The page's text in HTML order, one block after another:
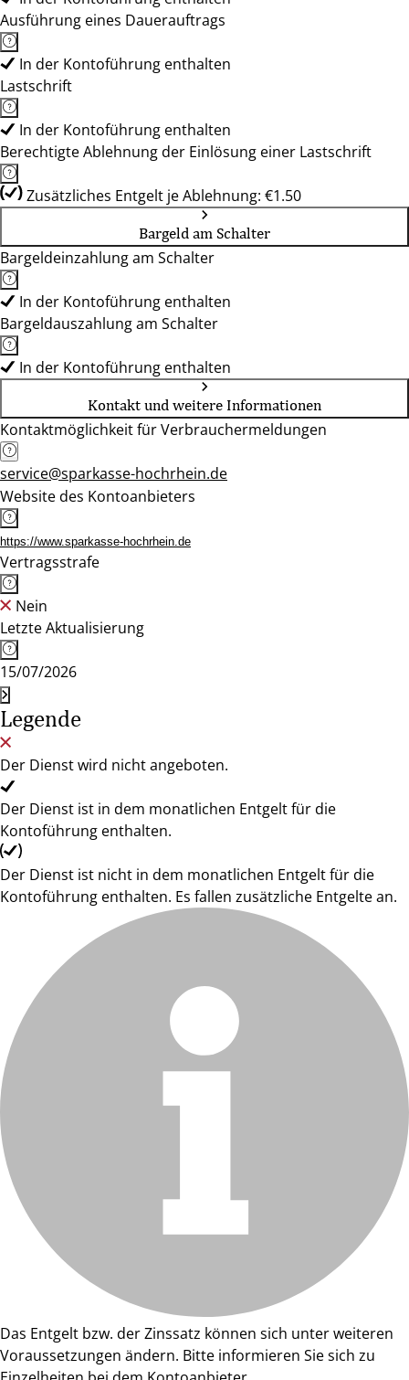
Ausführung eines Dauerauftrags
In der Kontoführung enthalten
Lastschrift
In der Kontoführung enthalten
Berechtigte Ablehnung der Einlösung einer Lastschrift
Zusätzliches Entgelt je Ablehnung: €1.50
Bargeld am Schalter
Bargeldeinzahlung am Schalter
In der Kontoführung enthalten
Bargeldauszahlung am Schalter
In der Kontoführung enthalten
Kontakt und weitere Informationen
Kontaktmöglichkeit für Verbrauchermeldungen
service@sparkasse-hochrhein.de
Website des Kontoanbieters
https://www.sparkasse-hochrhein.de
Vertragsstrafe
Nein
Letzte Aktualisierung
15/07/2026
Legende
Der Dienst wird nicht angeboten.
Der Dienst ist in dem monatlichen Entgelt für die
Kontoführung enthalten.
Der Dienst ist nicht in dem monatlichen Entgelt für die
Kontoführung enthalten. Es fallen zusätzliche Entgelte an.
Das Entgelt bzw. der Zinssatz können sich unter weiteren
Voraussetzungen ändern. Bitte informieren Sie sich zu